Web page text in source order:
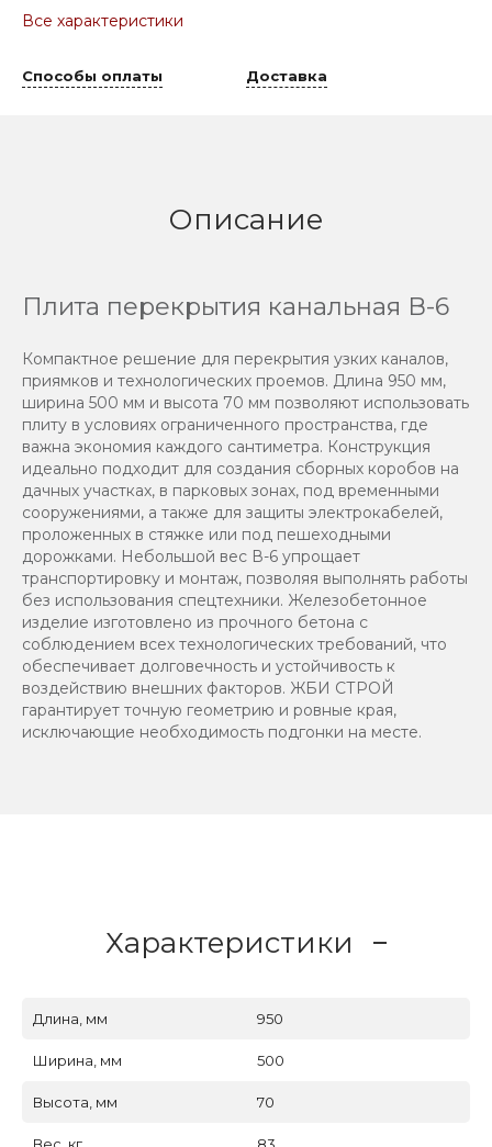
Все характеристики
Способы оплаты Доставка
Описание
Плита перекрытия канальная В-6
Компактное решение для перекрытия узких каналов,
приямков и технологических проемов. Длина 950 мм,
ширина 500 мм и высота 70 мм позволяют использовать
плиту в условиях ограниченного пространства, где
важна экономия каждого сантиметра. Конструкция
идеально подходит для создания сборных коробов на
дачных участках, в парковых зонах, под временными
сооружениями, а также для защиты электрокабелей,
проложенных в стяжке или под пешеходными
дорожками. Небольшой вес В-6 упрощает
транспортировку и монтаж, позволяя выполнять работы
без использования спецтехники. Железобетонное
изделие изготовлено из прочного бетона с
соблюдением всех технологических требований, что
обеспечивает долговечность и устойчивость к
воздействию внешних факторов. ЖБИ СТРОЙ
гарантирует точную геометрию и ровные края,
исключающие необходимость подгонки на месте.
Характеристики
Длина, мм 950
Ширина, мм 500
Высота, мм 70